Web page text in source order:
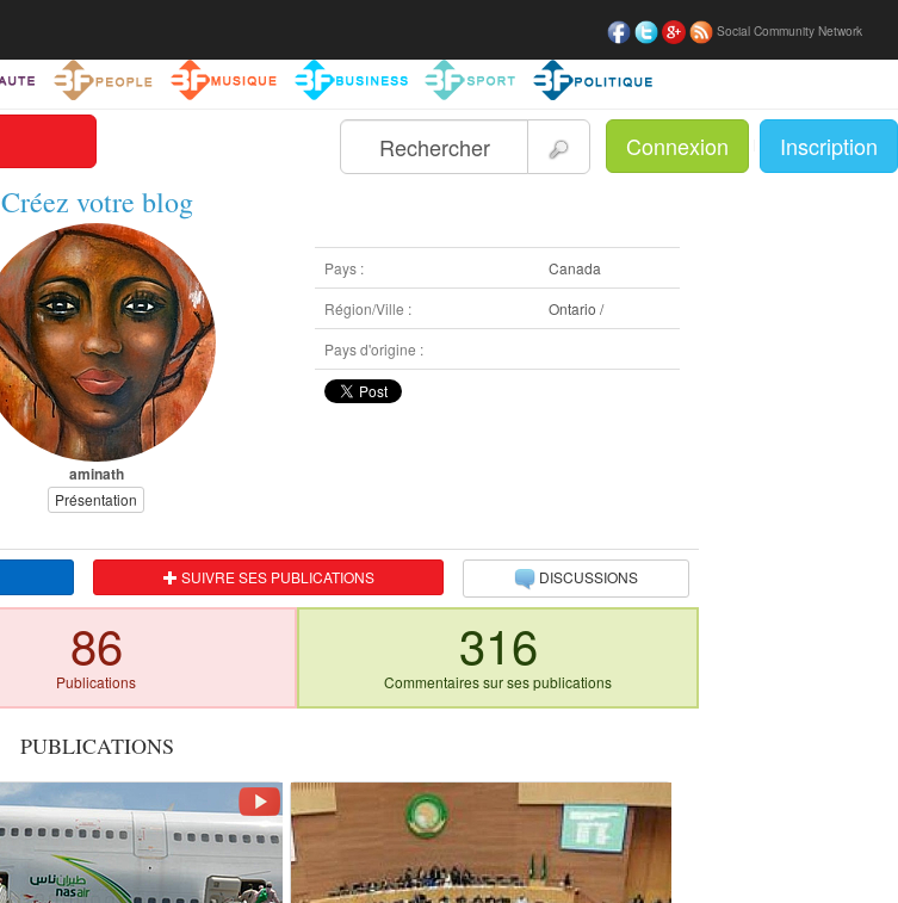
Connexion Inscription
Social Community Network
Créez votre blog
aminath
Présentation
Pays :
Canada
Région/Ville :
Ontario /
Pays d'origine :
SUIVRE SES PUBLICATIONS DISCUSSIONS
86
Publications
316
Commentaires sur ses publications
PUBLICATIONS